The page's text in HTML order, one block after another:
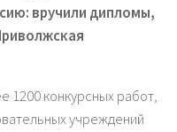
вручили дипломы,
конкурсных работ,
учреждений